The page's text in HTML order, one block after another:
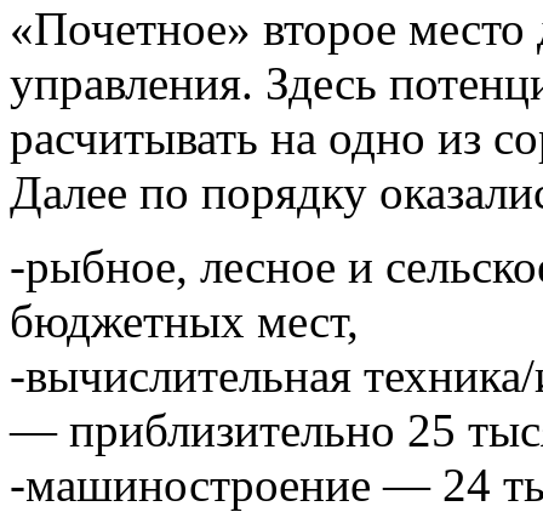
«Почетное» второе
управления. Здесь
расчитывать на одно из
Далее по порядку
-рыбное, лесное и
бюджетных мест,
-вычислительная
— приблизительно 25
-машиностроение — 24